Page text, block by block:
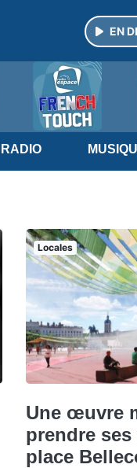
EN
RADIO
Locales
Une œuvre
prendre
place